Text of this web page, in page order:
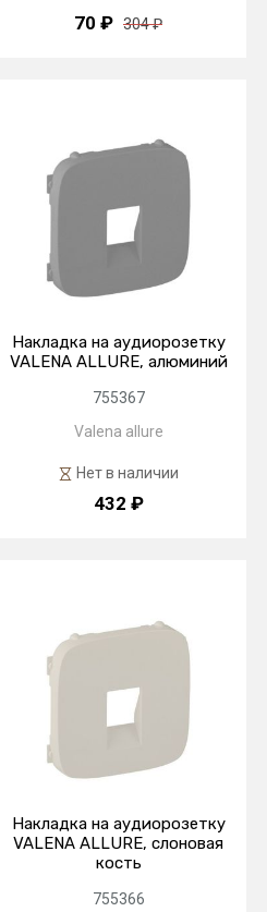
70 ₽ 304 ₽
Накладка на аудиорозетку
VALENA ALLURE, алюминий
755367
Valena allure
Нет в наличии
432 ₽
Накладка на аудиорозетку
VALENA ALLURE, слоновая
кость
755366